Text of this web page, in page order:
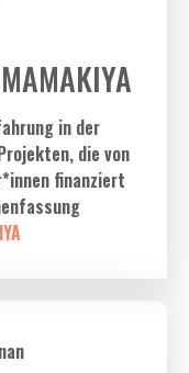
in der
die von
finanziert